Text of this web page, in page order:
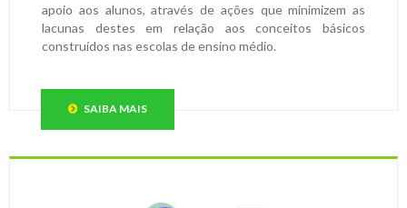
apoio aos alunos, através de ações que minimizem as
lacunas destes em relação aos conceitos básicos
construídos nas escolas de ensino médio.
SAIBA MAIS